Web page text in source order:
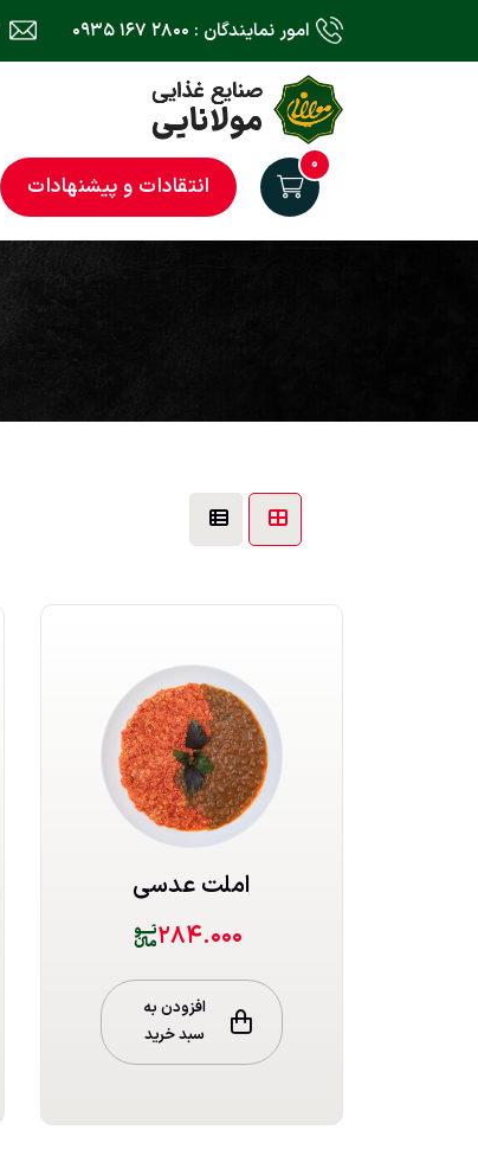
امور نمایندگان : ۲۸۰۰ ۱۶۷ ۰۹۳۵
۰
انتقادات و پیشنهادات
املت عدسی
۲۸۴.۰۰۰
افزودن به
سبد خرید